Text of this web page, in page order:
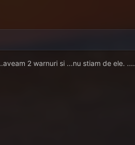
2 warnuri si ...nu stiam de ele. ....